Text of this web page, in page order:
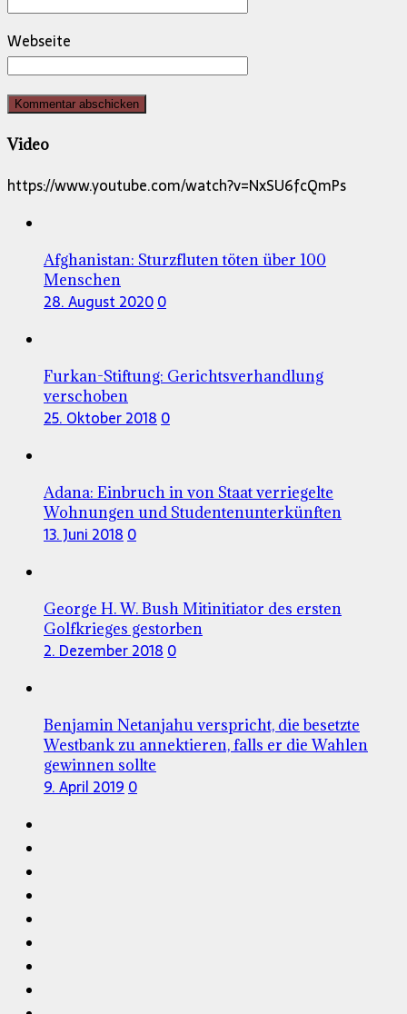
Webseite
Video
https://www.youtube.com/watch?v=NxSU6fcQmPs
Afghanistan: Sturzfluten töten über 100
Menschen
28. August 20200
Furkan-Stiftung: Gerichtsverhandlung
verschoben
25. Oktober 2018 0
Adana: Einbruch in von Staat verriegelte
Wohnungen und Studentenunterkünften
13. Juni 2018 0
George H. W. Bush Mitinitiator des ersten
Golfkrieges gestorben
2. Dezember 2018 0
Benjamin Netanjahu verspricht, die besetzte
Westbank zu annektieren, falls er die Wahlen
gewinnen sollte
9. April 2019 0